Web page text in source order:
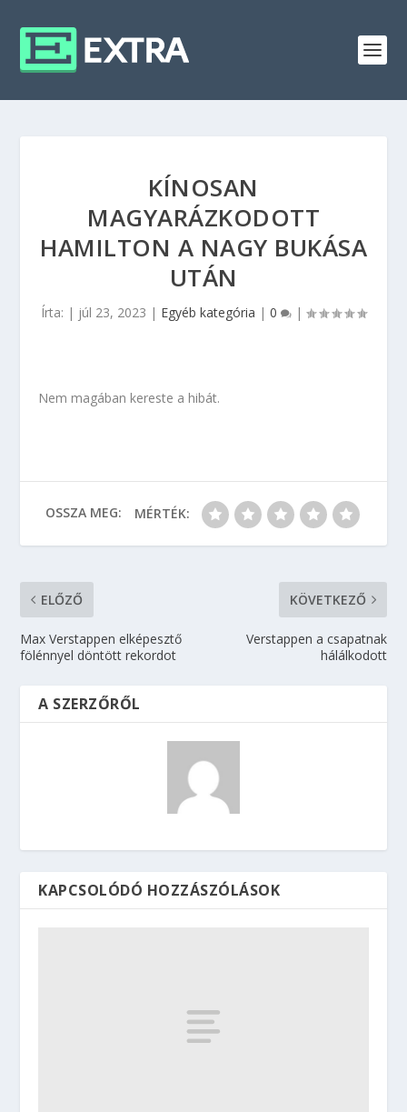
KÍNOSAN
MAGYARÁZKODOTT
HAMILTON A NAGY BUKÁSA
UTÁN
Írta: | júl 23, 2023 | Egyéb kategória | 0 |
Nem magában kereste a hibát.
OSSZA MEG: MÉRTÉK:
ELŐZŐ
Max Verstappen elképesztő
fölénnyel döntött rekordot
KÖVETKEZŐ
Verstappen a csapatnak
hálálkodott
A SZERZŐRŐL
KAPCSOLÓDÓ HOZZÁSZÓLÁSOK